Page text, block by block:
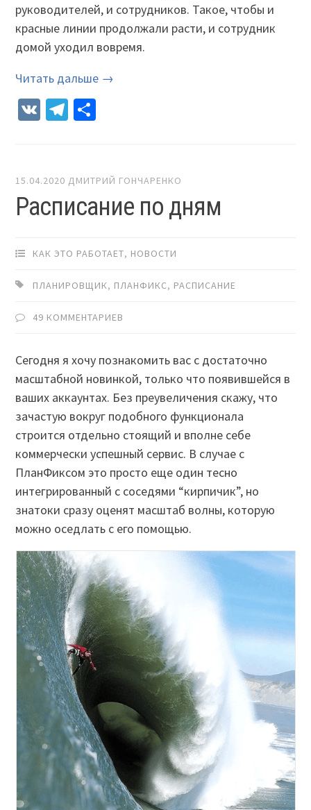
руководителей, и сотрудников. Такое, чтобы и
красные линии продолжали расти, и сотрудник
домой уходил вовремя.
Читать дальше →
VK Telegram
15.04.2020 ДМИТРИЙ ГОНЧАРЕНКО
Расписание по дням
КАК ЭТО РАБОТАЕТ, НОВОСТИ
ПЛАНИРОВЩИК, ПЛАНФИКС, РАСПИСАНИЕ
49 КОММЕНТАРИЕВ
Сегодня я хочу познакомить вас с достаточно
масштабной новинкой, только что появившейся в
ваших аккаунтах. Без преувеличения скажу, что
зачастую вокруг подобного функционала
строится отдельно стоящий и вполне себе
коммерчески успешный сервис. В случае с
ПланФиксом это просто еще один тесно
интегрированный с соседями “кирпичик”, но
знатоки сразу оценят масштаб волны, которую
можно оседлать с его помощью.